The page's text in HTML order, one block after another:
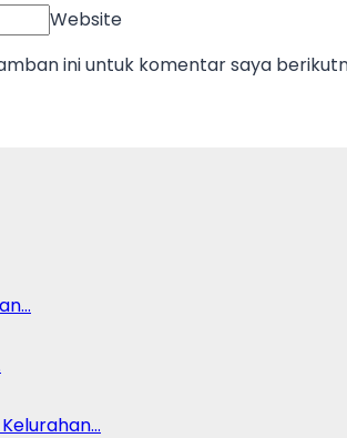
Website
ini untuk komentar saya
Kelurahan…